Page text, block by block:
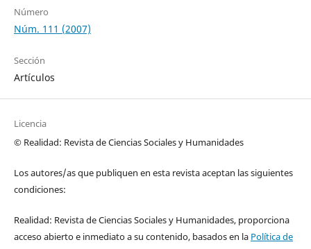
Número
Núm. 111 (2007)
Sección
Artículos
Licencia
© Realidad: Revista de Ciencias Sociales y Humanidades
Los autores/as que publiquen en esta revista aceptan las siguientes
condiciones:
Realidad: Revista de Ciencias Sociales y Humanidades, proporciona
acceso abierto e inmediato a su contenido, basados en la Política de